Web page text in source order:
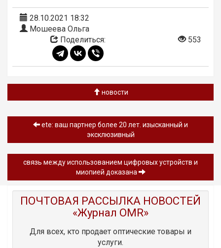
28.10.2021 18:32
Мошеева Ольга
Поделиться:
553
новости
ete: ваш партнер более 20 лет. изысканный и
эксклюзивный
связь между использованием цифровых устройств и
миопией доказана
ПОЧТОВАЯ РАССЫЛКА НОВОСТЕЙ
«Журнал OMR»
Для всех, кто продает оптические товары и
услуги.